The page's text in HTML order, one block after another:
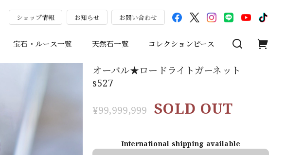
ショップ情報 お知らせ お問い合わせ
宝石・ルース一覧 天然石一覧 コレクションピース
オーバル★ロードライトガーネット
s527
¥99,999,999 SOLD OUT
International shipping available